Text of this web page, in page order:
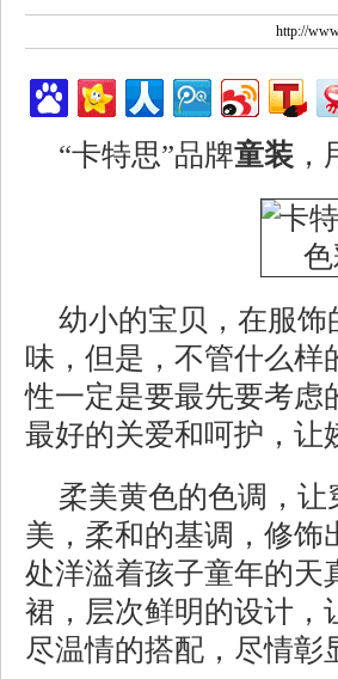
http://
“卡特思”品牌童装
幼小的宝贝，在服
味，但是，不管什么样
性一定是要最先要考虑
最好的关爱和呵护，让
柔美黄色的色调，
美，柔和的基调，修饰
处洋溢着孩子童年的天
裙，层次鲜明的设计，
尽温情的搭配，尽情彰